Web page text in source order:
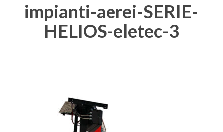
impianti-aerei-SERIE-
HELIOS-eletec-3